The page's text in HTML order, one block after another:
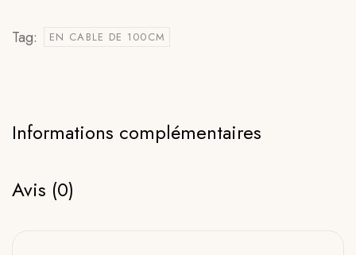
Tag: EN CABLE DE 100CM
Informations complémentaires
Avis (0)